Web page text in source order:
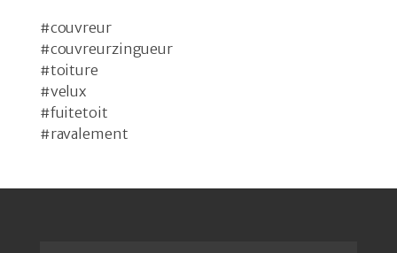
#couvreur
#couvreurzingueur
#toiture
#velux
#fuitetoit
#ravalement